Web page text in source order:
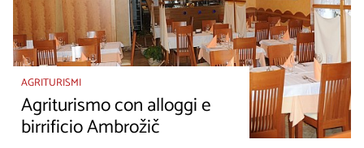
AGRITURISMI
Agriturismo con alloggi e
birrificio Ambrožič